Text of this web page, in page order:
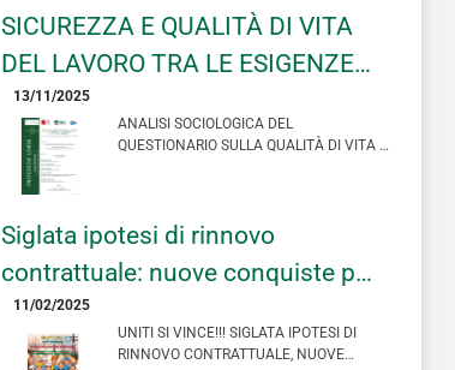
SICUREZZA E QUALITÀ DI VITA
DEL LAVORO TRA LE ESIGENZE
DEI LAVORATORI E LE SCELTE
DELLE IMPRESE. IL RUOLO DEL
SINDACATO NELLA SOCIETA’
13/11/2025
ANALISI SOCIOLOGICA DEL
QUESTIONARIO SULLA QUALITÀ DI VITA E
Siglata ipotesi di rinnovo
contrattuale: nuove conquiste per
il settore!
11/02/2025
UNITI SI VINCE!!! SIGLATA IPOTESI DI
RINNOVO CONTRATTUALE, NUOVE